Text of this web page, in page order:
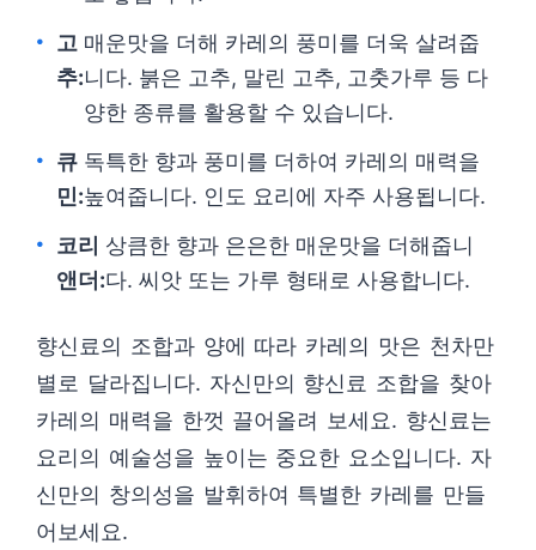
고
추:
매운맛을 더해 카레의 풍미를 더욱 살려줍
니다. 붉은 고추, 말린 고추, 고춧가루 등 다
양한 종류를 활용할 수 있습니다.
큐
민:
독특한 향과 풍미를 더하여 카레의 매력을
높여줍니다. 인도 요리에 자주 사용됩니다.
코리
앤더:
상큼한 향과 은은한 매운맛을 더해줍니
다. 씨앗 또는 가루 형태로 사용합니다.
향신료의 조합과 양에 따라 카레의 맛은 천차만
별로 달라집니다. 자신만의 향신료 조합을 찾아
카레의 매력을 한껏 끌어올려 보세요. 향신료는
요리의 예술성을 높이는 중요한 요소입니다. 자
신만의 창의성을 발휘하여 특별한 카레를 만들
어보세요.